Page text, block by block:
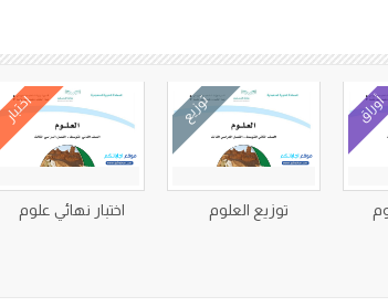
أوراق توزيع
توزيع العلوم
اختبار
اختبار نهائي علوم